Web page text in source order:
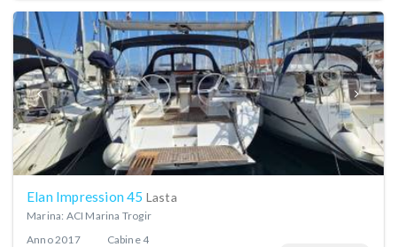
Elan Impression 45 Lasta
Marina: ACI Marina Trogir
Anno2017 Cabine4